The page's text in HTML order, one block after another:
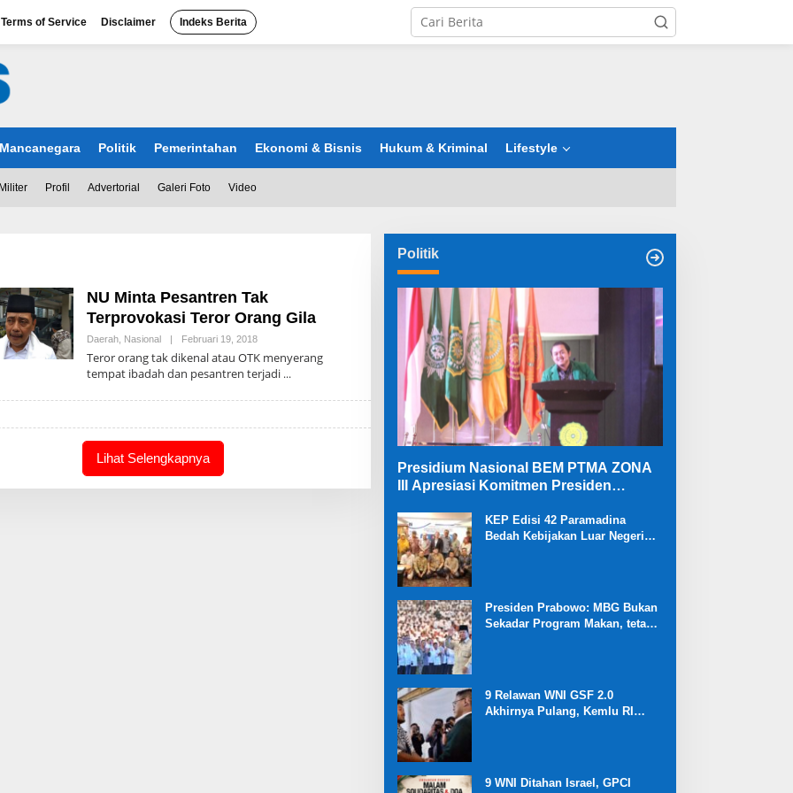
Terms of Service Disclaimer Indeks Berita
Mancanegara Politik Pemerintahan Ekonomi & Bisnis Hukum & Kriminal Lifestyle
Militer Profil Advertorial Galeri Foto Video
NU Minta Pesantren Tak
Terprovokasi Teror Orang Gila
Daerah, Nasional Februari 19, 2018O
E
H
E
A
Teror orang tak dikenal atau OTK menyerang
tempat ibadah dan pesantren terjadi
Lihat Selengkapnya
Politik
Presidium Nasional BEM PTMA ZONA
III Apresiasi Komitmen Presiden
Kejaksaan
KEP Edisi 42 Paramadina
Bedah Kebijakan Luar Negeri
Presiden Prabowo: MBG Bukan
Sekadar Program Makan, tetapi
9 Relawan WNI GSF 2.0
Akhirnya Pulang, Kemlu RI
9 WNI Ditahan Israel, GPCI